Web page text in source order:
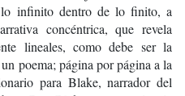
lo infinito dentro de lo finito, a
concéntrica, que revela
lineales, como debe ser la
poema; página por página a la
para Blake, narrador del